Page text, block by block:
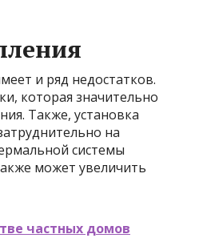
и ряд недостатков.
которая значительно
Также, установка
на
системы
может увеличить
частных домов